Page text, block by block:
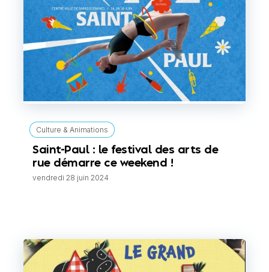
Culture & Animations
Saint-Paul : le festival des arts de
rue démarre ce weekend !
vendredi 28 juin 2024